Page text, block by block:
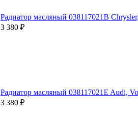
Радиатор масляный 038117021B
3 380 ₽
Радиатор масляный 038117021E Audi,
3 380 ₽